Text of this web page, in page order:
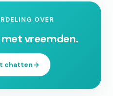
OVER
vreemden.
chatten